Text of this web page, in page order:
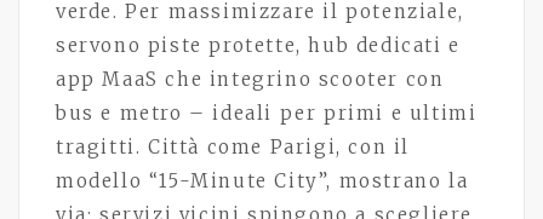
verde. Per massimizzare il potenziale,
servono piste protette, hub dedicati e
app MaaS che integrino scooter con
bus e metro – ideali per primi e ultimi
tragitti. Città come Parigi, con il
modello “15-Minute City”, mostrano la